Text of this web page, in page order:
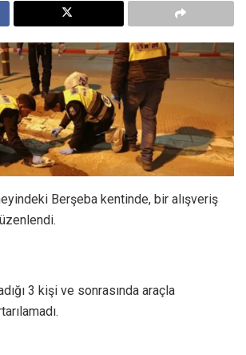
Berşeba kentinde, bir alışveriş
3 kişi ve sonrasında araçla